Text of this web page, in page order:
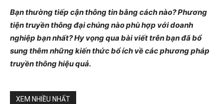
Bạn thường tiếp cận thông tin bằng cách nào? Phương
tiện truyền thông đại chúng nào phù hợp với doanh
nghiệp bạn nhất? Hy vọng qua bài viết trên bạn đã bổ
sung thêm những kiến thức bổ ích về các phương pháp
truyền thông hiệu quả.
XEM NHIỀU NHẤT